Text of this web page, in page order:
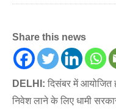
Share this news
DELHI: दिसंबर में आयोजित
निवेश लाने के लिए धामी